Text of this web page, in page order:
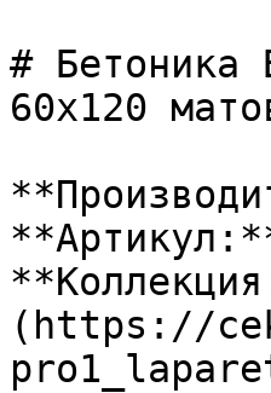
# Бетоника
60х120
(https://